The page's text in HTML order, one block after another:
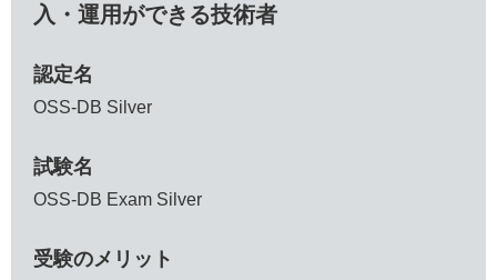
入・運用ができる技術者
認定名
OSS-DB Silver
試験名
OSS-DB Exam Silver
受験のメリット